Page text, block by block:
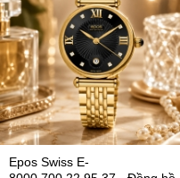
Epos Swiss E-